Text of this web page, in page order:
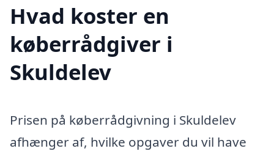
Hvad koster en
køberrådgiver i
Skuldelev
Prisen på køberrådgivning i Skuldelev
afhænger af, hvilke opgaver du vil have